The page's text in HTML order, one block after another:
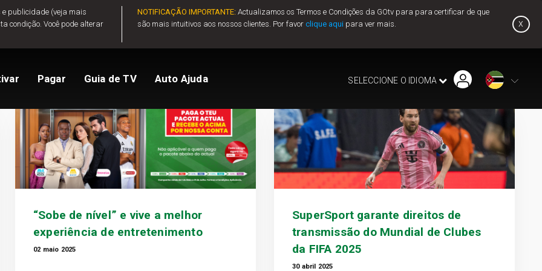
e publicidade (veja mais
condição. Você pode alterar
NOTIFICAÇÃO IMPORTANTE:Actualizamos os Termos e Condições da GOtv para para certificar de que
são mais intuitivos aos nossos clientes. Por favor clique aquipara ver mais. x
Pagar Guia de TV Auto Ajuda
Comparar Pacotes
Activar GOtv
Ver Saldo
Alterar o meu pacote
Perguntas Frequentes Como eliminar o erro E16
SELECCIONE O IDIOMA
“Sobe de nível” e vive a melhor
experiência de entretenimento
02 maio 2025
SuperSport garante direitos de
transmissão do Mundial de Clubes
da FIFA 2025
30 abril 2025